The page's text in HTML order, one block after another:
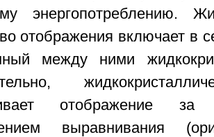
энергопотреблению.
отображения включает в
между ними
отображение за
выравнивания